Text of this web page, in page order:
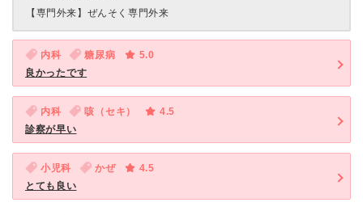
【専門外来】 ぜんそく専門外来
内科 糖尿病
5.0
良かったです
内科 咳（セキ）
4.5
診察が早い
小児科 かぜ
4.5
とても良い